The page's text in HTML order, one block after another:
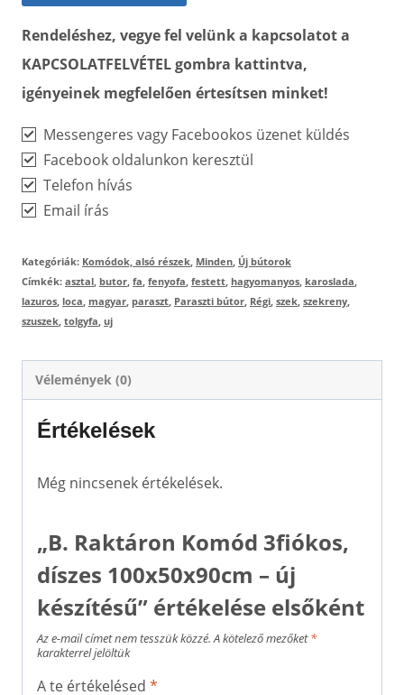
Rendeléshez, vegye fel velünk a kapcsolatot a
KAPCSOLATFELVÉTEL gombra kattintva,
igényeinek megfelelően értesítsen minket!
Messengeres vagy Facebookos üzenet küldés
Facebook oldalunkon keresztül
Telefon hívás
Email írás
Kategóriák: Komódok, alsó részek Minden Új bútorok
Címkék: asztal butor fa fenyofa festett hagyomanyos karoslada
lazuros loca magyar paraszt Paraszti bútor Régi szek szekreny
szuszek tolgyfa uj
Vélemények (0)
Értékelések
Még nincsenek értékelések.
„B. Raktáron Komód 3fiókos,
díszes 100x50x90cm – új
készítésű” értékelése elsőként
Az e-mail címet nem tesszük közzé. A kötelező mezőket*
karakterrel jelöltük
A te értékelésed *